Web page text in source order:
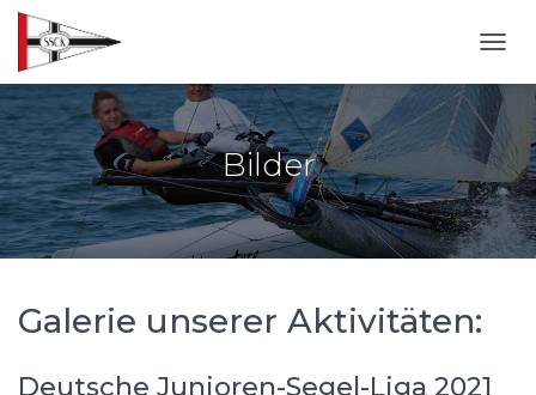
Bilder
Galerie unserer Aktivitäten:
Deutsche Junioren-Segel-Liga 2021